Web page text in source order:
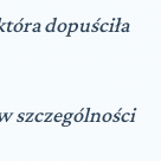
dopuściła
szczególności